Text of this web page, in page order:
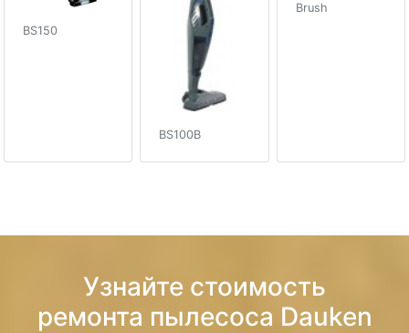
BS150
BS100B
Brush
Узнайте стоимость
ремонта пылесоса Dauken